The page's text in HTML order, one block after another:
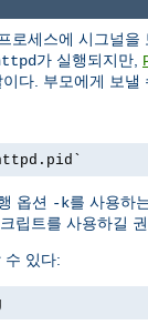
프로세스에 시그널을
가 실행되지만,
다. 부모에게 보
옵션 -k를 사용하
립트를 사용하길 권
수 있다: